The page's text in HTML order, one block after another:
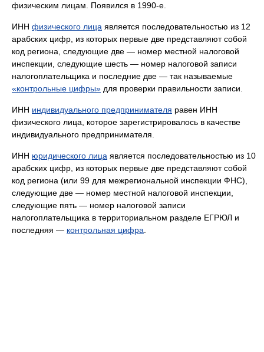
физическим лицам. Появился в 1990-е.
ИНН физического лица является последовательностью из 12
арабских цифр, из которых первые две представляют собой
код региона, следующие две — номер местной налоговой
инспекции, следующие шесть — номер налоговой записи
налогоплательщика и последние две — так называемые
«контрольные цифры» для проверки правильности записи.
ИНН индивидуального предпринимателя равен ИНН
физического лица, которое зарегистрировалось в качестве
индивидуального предпринимателя.
ИНН юридического лица является последовательностью из 10
арабских цифр, из которых первые две представляют собой
код региона (или 99 для межрегиональной инспекции ФНС),
следующие две — номер местной налоговой инспекции,
следующие пять — номер налоговой записи
налогоплательщика в территориальном разделе ЕГРЮЛ и
последняя — контрольная цифра